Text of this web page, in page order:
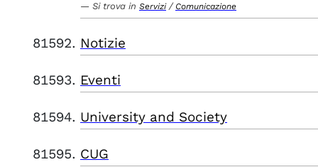
Si trova in Servizi / Comunicazione
Notizie
Eventi
University and Society
CUG